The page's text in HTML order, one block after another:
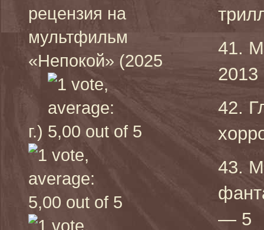
рецензия на
мультфильм
«Непокой» (2025
г.)
41.
42.
43.
— 5